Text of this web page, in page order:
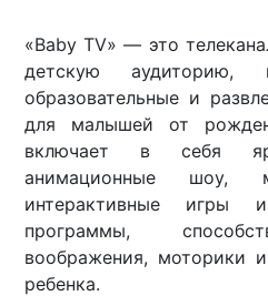
«Baby TV» — это
детскую аудиторию,
образовательные и
для малышей от
включает в себя
анимационные шоу,
интерактивные игры
программы,
воображения, моторики
ребенка.